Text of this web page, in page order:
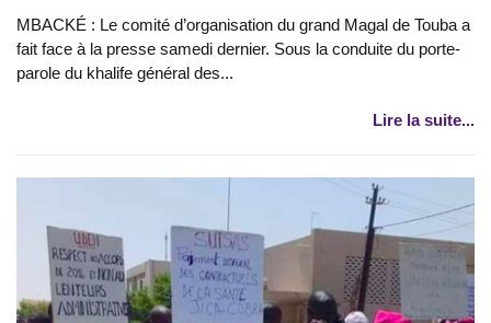
MBACKÉ : Le comité d’organisation du grand Magal de Touba a
fait face à la presse samedi dernier. Sous la conduite du porte-
parole du khalife général des...
Lire la suite...